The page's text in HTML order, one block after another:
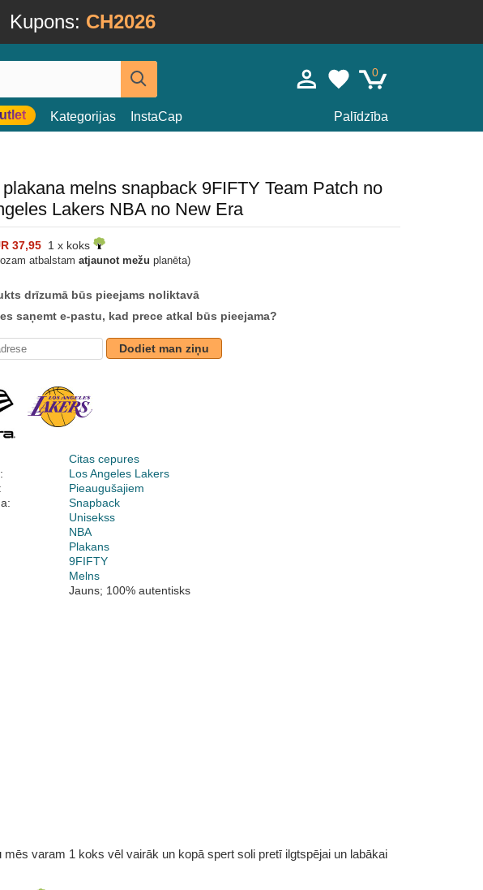
Kupons: CH2026
0
Kategorijas InstaCap Palīdzība
melns snapback 9FIFTY Team Patch no
Lakers NBA no New Era
37,95 1 x koks
atbalstam atjaunot mežu planēta)
drīzumā būs pieejams noliktavā
saņemt e-pastu, kad prece atkal būs pieejama?
Dodiet man ziņu
Citas cepures
Los Angeles Lakers
Pieaugušajiem
Snapback
Unisekss
NBA
Plakans
9FIFTY
Melns
Jauns; 100% autentisks
varam 1 koks vēl vairāk un kopā spert soli pretī ilgtspējai un labākai